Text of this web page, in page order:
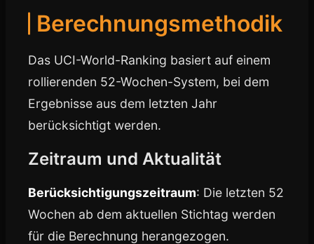
Berechnungsmethodik
Das UCI-World-Ranking basiert auf einem
rollierenden 52-Wochen-System, bei dem
Ergebnisse aus dem letzten Jahr
berücksichtigt werden.
Zeitraum und Aktualität
Berücksichtigungszeitraum: Die letzten 52
Wochen ab dem aktuellen Stichtag werden
für die Berechnung herangezogen.